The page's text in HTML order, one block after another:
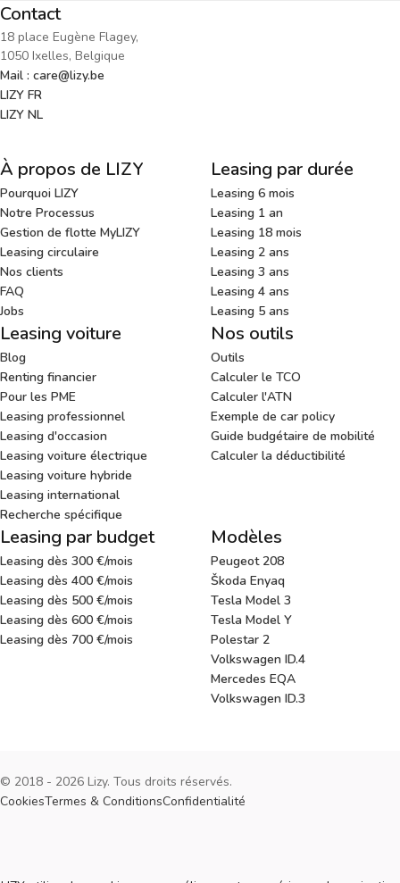
Contact
18 place Eugène Flagey,
1050 Ixelles, Belgique
Mail : care@lizy.be
LIZY FR
LIZY NL
À propos de LIZY
Pourquoi LIZY
Notre Processus
Gestion de flotte MyLIZY
Leasing circulaire
Nos clients
FAQ
Jobs
Leasing par durée
Leasing 6 mois
Leasing 1 an
Leasing 18 mois
Leasing 2 ans
Leasing 3 ans
Leasing 4 ans
Leasing 5 ans
Leasing voiture
Blog
Renting financier
Pour les PME
Leasing professionnel
Leasing d'occasion
Leasing voiture électrique
Leasing voiture hybride
Leasing international
Recherche spécifique
Nos outils
Outils
Calculer le TCO
Calculer l'ATN
Exemple de car policy
Guide budgétaire de mobilité
Calculer la déductibilité
Leasing par budget
Leasing dès 300 €/mois
Leasing dès 400 €/mois
Leasing dès 500 €/mois
Leasing dès 600 €/mois
Leasing dès 700 €/mois
Modèles
Peugeot 208
Škoda Enyaq
Tesla Model 3
Tesla Model Y
Polestar 2
Volkswagen ID.4
Mercedes EQA
Volkswagen ID.3
© 2018 - 2026 Lizy. Tous droits réservés.
CookiesTermes & ConditionsConfidentialité